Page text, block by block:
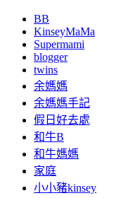
BB
KinseyMaMa
Supermami
blogger
twins
余媽媽
余媽媽手記
假日好去處
和牛B
和牛媽媽
家庭
小小豬kinsey